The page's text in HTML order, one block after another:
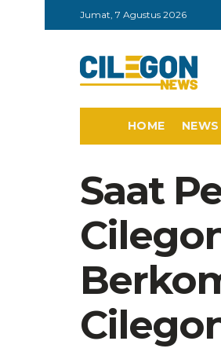
Jumat, 7 Agustus 2026
HOME NEWS
Saat